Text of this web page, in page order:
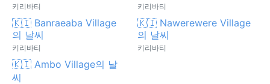
키리바티 키리바티
🇰🇮 Banraeaba Village
의 날씨
키리바티
🇰🇮 Nawerewere Village
의 날씨
키리바티
🇰🇮 Ambo Village의 날
씨